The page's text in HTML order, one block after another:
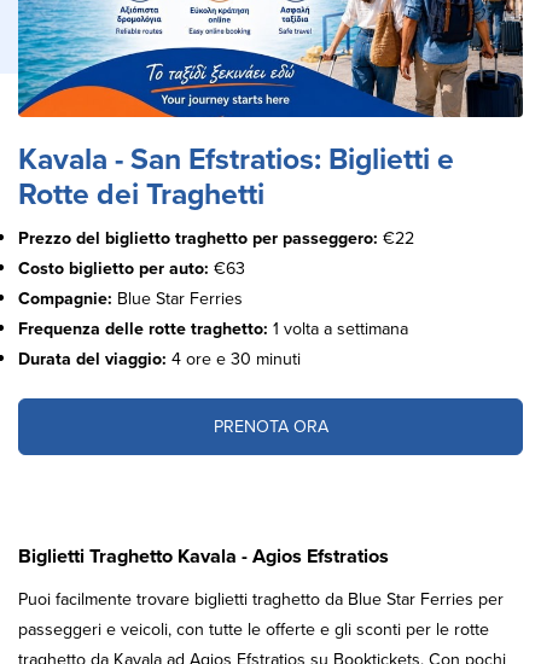
Kavala - San Efstratios: Biglietti e
Rotte dei Traghetti
Prezzo del biglietto traghetto per passeggero: €22
Costo biglietto per auto: €63
Compagnie: Blue Star Ferries
Frequenza delle rotte traghetto: 1 volta a settimana
Durata del viaggio: 4 ore e 30 minuti
PRENOTA ORA
Biglietti Traghetto Kavala - Agios Efstratios
Puoi facilmente trovare biglietti traghetto da Blue Star Ferries per
passeggeri e veicoli, con tutte le offerte e gli sconti per le rotte
traghetto da Kavala ad Agios Efstratios su Booktickets. Con pochi